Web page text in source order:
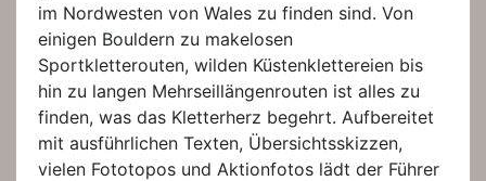
im Nordwesten von Wales zu finden sind. Von
einigen Bouldern zu makelosen
Sportkletterouten, wilden Küstenklettereien bis
hin zu langen Mehrseillängenrouten ist alles zu
finden, was das Kletterherz begehrt. Aufbereitet
mit ausführlichen Texten, Übersichtsskizzen,
vielen Fototopos und Aktionfotos lädt der Führer